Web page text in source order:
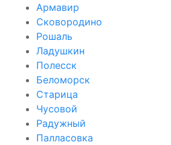
Армавир
Сковородино
Рошаль
Ладушкин
Полесск
Беломорск
Старица
Чусовой
Радужный
Палласовка